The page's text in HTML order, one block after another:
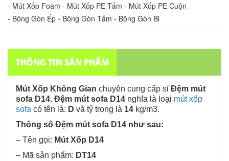
- Mút Xốp Foam - Mút Xốp PE Tấm - Mút Xốp PE Cuộn
- Bông Gòn Ép - Bông Gòn Tấm - Bông Gòn Bi
THÔNG TIN SẢN PHẨM
Mút Xốp Không Gian chuyên cung cấp sỉ Đệm mút
sofa D14. Đệm mút sofa D14 nghĩa là loại mút xốp
sofa có tên là: D và tỷ trọng là 14 kg/m3.
Thông số Đệm mút sofa D14 như sau:
– Tên gọi: Mút Xốp D14
– Mã sản phẩm: DT14